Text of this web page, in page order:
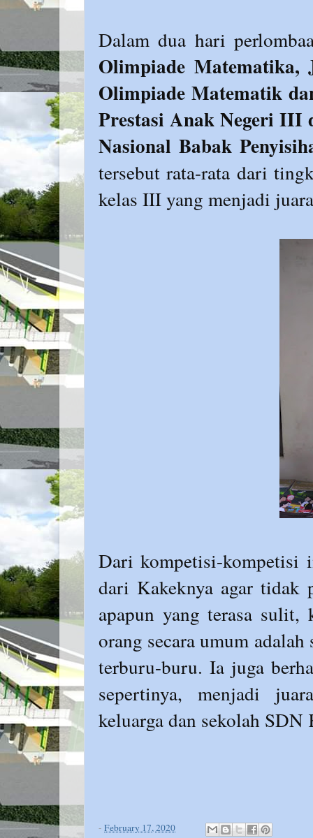
Dalam dua hari
Olimpiade
Olimpiade Matematik
Prestasi Anak Negeri III
Nasional Babak
tersebut rata-rata dari
kelas III yang menjadi
Dari kompetisi-kompetisi
dari Kakeknya agar tidak
apapun yang terasa sulit,
orang secara umum
terburu-buru. Ia juga
sepertinya, menjadi
keluarga dan sekolah SDN
- February 17, 2020